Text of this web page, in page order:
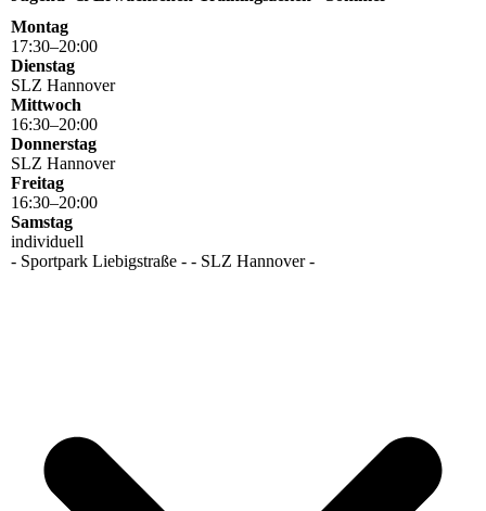
Montag
17:30–20:00
Dienstag
SLZ Hannover
Mittwoch
16:30–20:00
Donnerstag
SLZ Hannover
Freitag
16:30–20:00
Samstag
individuell
- Sportpark Liebigstraße - - SLZ Hannover -